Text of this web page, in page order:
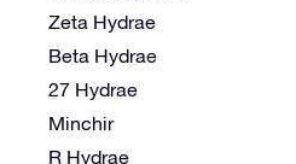
Zeta Hydrae
Beta Hydrae
27 Hydrae
Minchir
R Hydrae